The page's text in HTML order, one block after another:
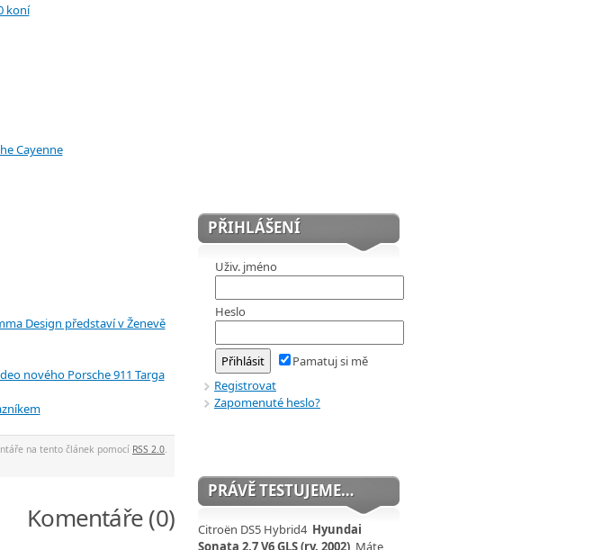
koní
Cayenne
Design představí v Ženevě
nového Porsche 911 Targa
na tento článek pomocí RSS 2.0.
Komentáře (0)
PŘIHLÁŠENÍ
Uživ. jméno
Heslo
Pamatuj si mě
Registrovat
Zapomenuté heslo?
PRÁVĚ TESTUJEME…
Citroën DS5 Hybrid4 Hyundai
Sonata 2,7 V6 GLS (rv. 2002) Máte